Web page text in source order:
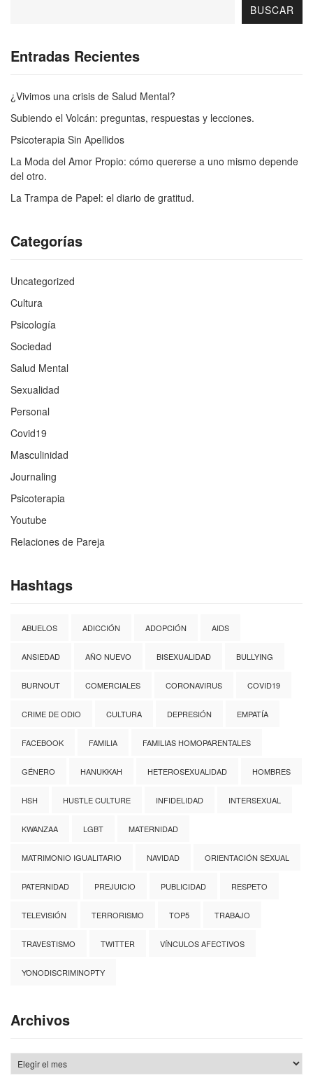
BUSCAR
Entradas Recientes
¿Vivimos una crisis de Salud Mental?
Subiendo el Volcán: preguntas, respuestas y lecciones.
Psicoterapia Sin Apellidos
La Moda del Amor Propio: cómo quererse a uno mismo depende
del otro.
La Trampa de Papel: el diario de gratitud.
Categorías
Uncategorized
Cultura
Psicología
Sociedad
Salud Mental
Sexualidad
Personal
Covid19
Masculinidad
Journaling
Psicoterapia
Youtube
Relaciones de Pareja
Hashtags
ABUELOS ADICCIÓN ADOPCIÓN AIDS
ANSIEDAD AÑO NUEVO BISEXUALIDAD BULLYING
BURNOUT COMERCIALES CORONAVIRUS COVID19
CRIME DE ODIO CULTURA DEPRESIÓN EMPATÍA
FACEBOOK FAMILIA FAMILIAS HOMOPARENTALES
GÉNERO HANUKKAH HETEROSEXUALIDAD HOMBRES
HSH HUSTLE CULTURE INFIDELIDAD INTERSEXUAL
KWANZAA LGBT MATERNIDAD
MATRIMONIO IGUALITARIO NAVIDAD ORIENTACIÓN SEXUAL
PATERNIDAD PREJUICIO PUBLICIDAD RESPETO
TELEVISIÓN TERRORISMO TOP5 TRABAJO
TRAVESTISMO TWITTER VÍNCULOS AFECTIVOS
YONODISCRIMINOPTY
Archivos
Archivos